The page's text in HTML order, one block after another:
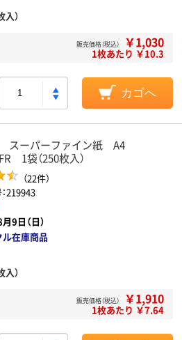
）
販売価格（税込） ￥1,030
1枚あたり ￥10.3
カゴへ
スーパーファイン紙 A4
1袋（250枚入）
（22件）
219943
9日（日）
ル在庫商品
）
販売価格（税込） ￥1,910
1枚あたり ￥7.64